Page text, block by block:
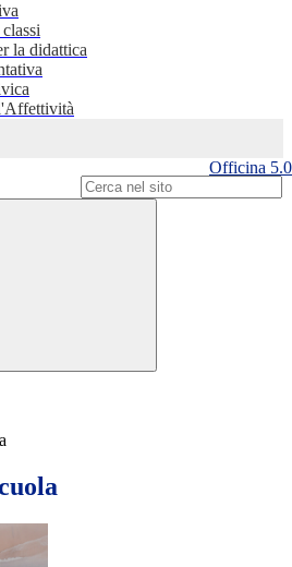
la didattica
Officina 5.0